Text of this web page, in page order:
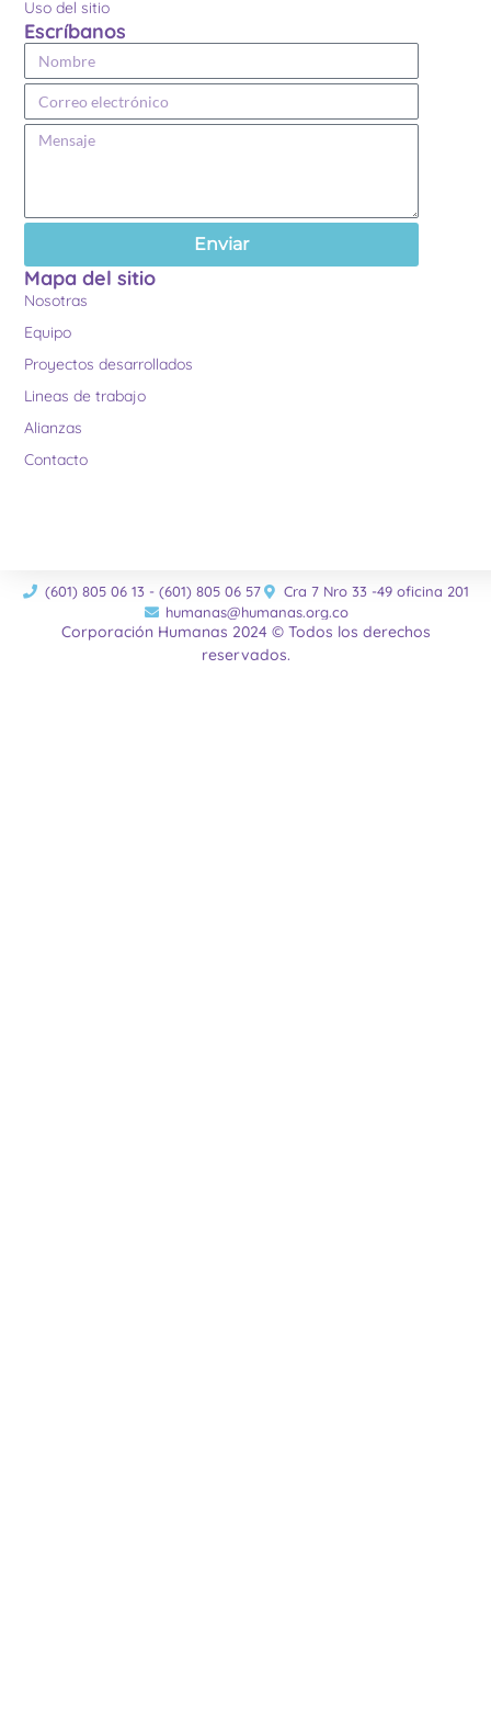
Uso del sitio
Escríbanos
Enviar
Mapa del sitio
Nosotras
Equipo
Proyectos desarrollados
Lineas de trabajo
Alianzas
Contacto
(601) 805 06 13 - (601) 805 06 57
Cra 7 Nro 33 -49 oficina 201
humanas@humanas.org.co
Corporación Humanas 2024 © Todos los derechos
reservados.